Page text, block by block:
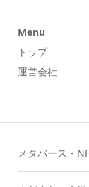
Menu
トップ
運営会社
メタバース・